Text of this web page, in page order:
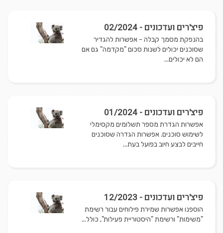
פיצ'רים ועדכונים - 02/2024
בהנפקת מסמך קבלה - אפשרות להגדיר
שסוכנים יכולים לשנות סכום "מקדמה" גם אם
הם לא יכולים...
פיצ'רים ועדכונים - 01/2024
אפשרות הגדרת מספר תשלומים מקסימלי
לשימוש סוכנים. אפשרות הגדרה שסוכנים
חייבים לבצע חיוב בפועל בעת...
פיצ'רים ועדכונים - 12/2023
הוספנו אפשרות שמירת פילוחים עבור רשימת
"משימות" ורשימת "היסטוריית פעילות", כולל...